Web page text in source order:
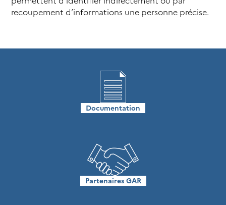
recoupement d’informations une personne précise.
Documentation
Partenaires GAR